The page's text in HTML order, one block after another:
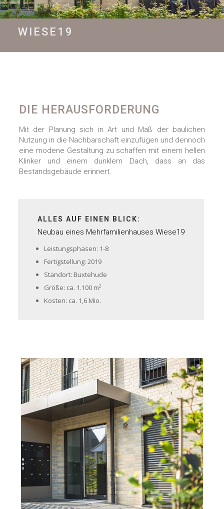
WIESE19
DIE HERAUSFORDERUNG
Mit der Planung sich in Art und Maß der baulichen
Nutzung in die Nachbarschaft einzufügen und dennoch
eine modene Gestaltung zu schaffen mit einem hellen
Klinker und einem dunklem Dach, dass an das
Bestandsgebäude erinnert.
ALLES AUF EINEN BLICK:
Neubau eines Mehrfamilienhauses Wiese19
Leistungsphasen: 1-8
Fertigstellung: 2019
Standort: Buxtehude
Größe: ca. 1.100 m²
Kosten: ca. 1,6 Mio.